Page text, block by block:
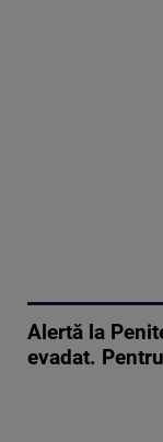
Alertă la
evadat.